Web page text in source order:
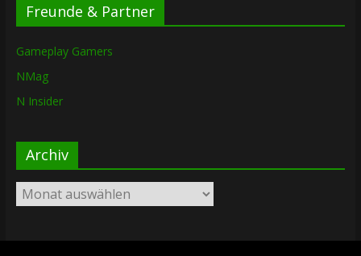
Freunde & Partner
Gameplay Gamers
NMag
N Insider
Archiv
Archiv